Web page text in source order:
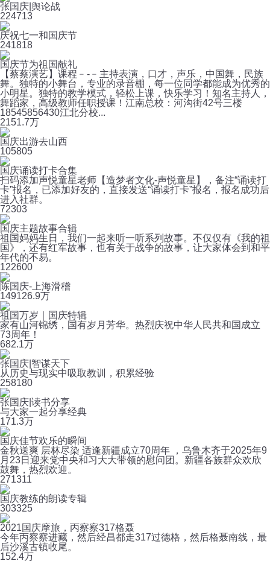
张国庆|舆论战
224713
庆祝七一和国庆节
241818
国庆节为祖国献礼
【蔡蔡演艺】课程﹣-﹣主持表演，口才，声乐，中国舞，民族
舞。独特的小舞台，专业的录音棚，每一位同学都能成为优秀的
小明星。独特的教学模式，轻松上课，快乐学习！知名主持人，
舞蹈家，高级教师任职授课！江南总校：河沟街42号三楼
18545856430江北分校...
2151.7万
国庆出游去山西
105805
国庆诵读打卡合集
扫码添加声悦童星老师【造梦者文化-声悦童星】，备注“诵读打
卡”报名，已添加好友的，直接发送“诵读打卡”报名，报名成功后
进入社群。
72303
国庆主题故事合辑
祖国妈妈生日，我们一起来听一听系列故事。不仅仅有《我的祖
国》，还有红军故事，也有关于战争的故事，让大家体会到和平
年代的不易。
122600
陈国庆-上海滑稽
149126.9万
祖国万岁｜国庆特辑
家有山河锦绣，国有岁月芳华。热烈庆祝中华人民共和国成立
73周年！
682.1万
张国庆|智谋天下
从历史与现实中吸取教训，积累经验
258180
张国庆|读书分享
与大家一起分享经典
171.3万
国庆佳节欢乐的瞬间
金秋送爽 层林尽染 适逢新疆成立70周年 ，乌鲁木齐于2025年9
月23日迎来党中央和习大大带领的慰问团。新疆各族群众欢欣
鼓舞，热烈欢迎。
271311
国庆教练的朗读专辑
303325
2021国庆摩旅，丙察察317格聂
今年丙察察进藏，然后经昌都走317过德格，然后格聂南线，最
后沙溪古镇收尾。
152.4万